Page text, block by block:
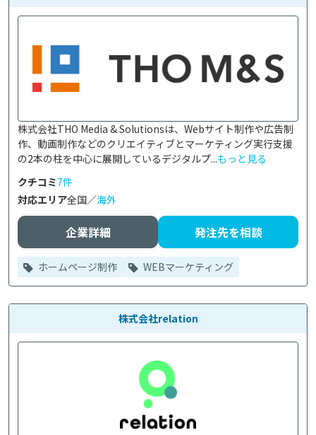
株式会社THO Media & Solutionsは、Webサイト制作や広告制
作、動画制作などのクリエイティブとマーケティング実行支援
の2本の柱を中心に展開しているデジタルプ...もっと見る
クチコミ7件
対応エリア全国／海外
企業詳細 発注先を相談
ホームページ制作 WEBマーケティング
株式会社relation